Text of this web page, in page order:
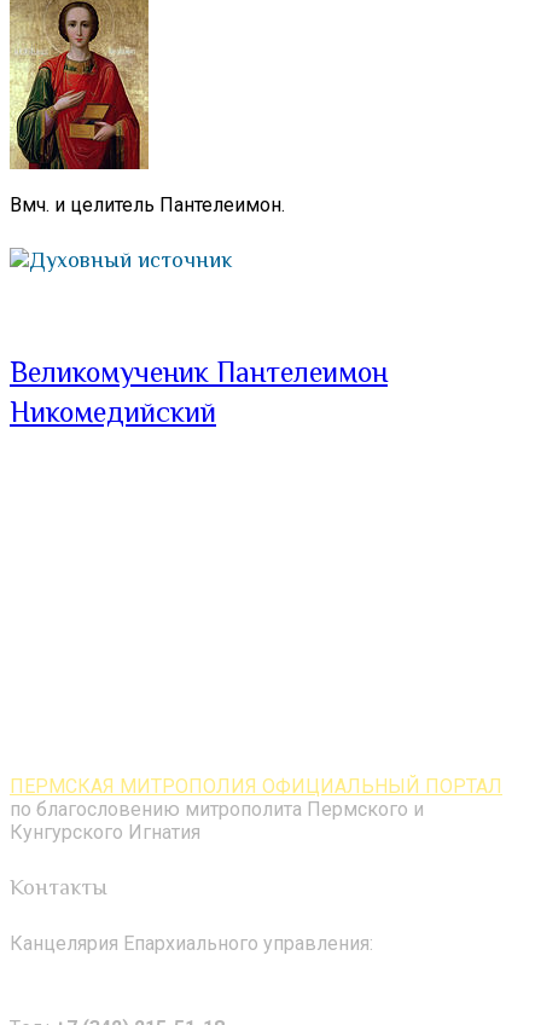
Вмч. и целитель Пантелеимон.
Духовный источник
Великомученик Пантелеимон
Никомедийский
ПЕРМСКАЯ МИТРОПОЛИЯ ОФИЦИАЛЬНЫЙ ПОРТАЛ
по благословению митрополита Пермского и
Кунгурского Игнатия
Контакты
Канцелярия Епархиального управления: